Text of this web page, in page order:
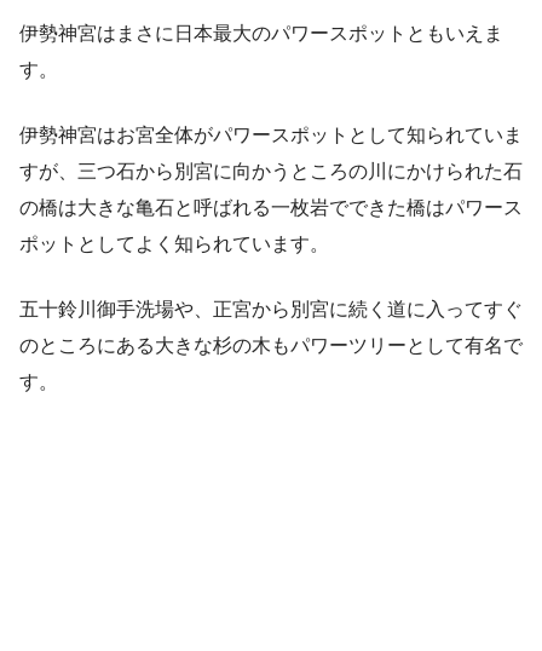
伊勢神宮はまさに日本最大のパワースポットともいえま
す。
伊勢神宮はお宮全体がパワースポットとして知られていま
すが、三つ石から別宮に向かうところの川にかけられた石
の橋は大きな亀石と呼ばれる一枚岩でできた橋はパワース
ポットとしてよく知られています。
五十鈴川御手洗場や、正宮から別宮に続く道に入ってすぐ
のところにある大きな杉の木もパワーツリーとして有名で
す。